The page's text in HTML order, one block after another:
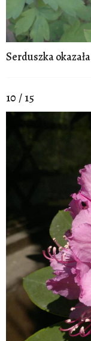
Serduszka okazała
10 / 15